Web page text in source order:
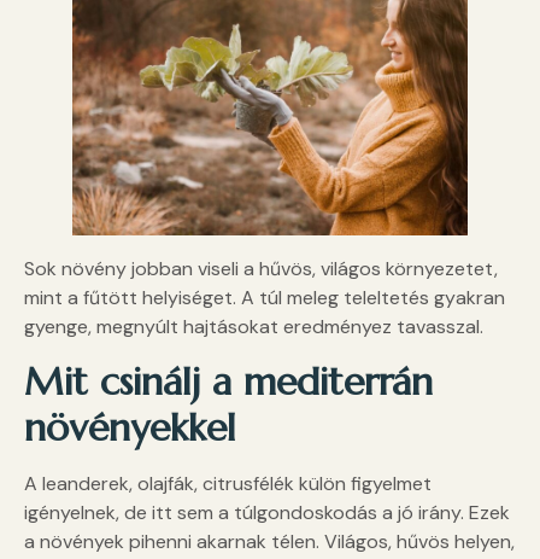
Sok növény jobban viseli a hűvös, világos környezetet,
mint a fűtött helyiséget. A túl meleg teleltetés gyakran
gyenge, megnyúlt hajtásokat eredményez tavasszal.
Mit csinálj a mediterrán
növényekkel
A leanderek, olajfák, citrusfélék külön figyelmet
igényelnek, de itt sem a túlgondoskodás a jó irány. Ezek
a növények pihenni akarnak télen. Világos, hűvös helyen,